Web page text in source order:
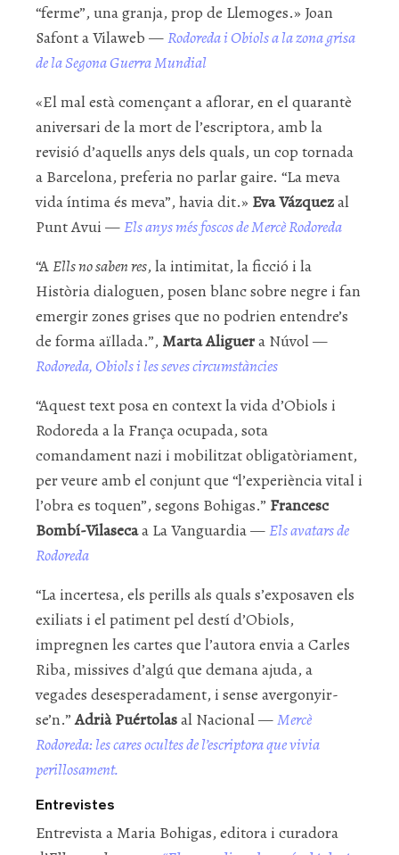
“ferme”, una granja, prop de Llemoges.» Joan
Safont a Vilaweb —Rodoreda i Obiols a la zona grisa
de la Segona Guerra Mundial
«El mal està començant a aflorar, en el quarantè
aniversari de la mort de l’escriptora, amb la
revisió d’aquells anys dels quals, un cop tornada
a Barcelona, preferia no parlar gaire. “La meva
vida íntima és meva”, havia dit.» Eva Vázquezal
Punt Avui —Els anys més foscos de Mercè Rodoreda
“AElls no saben res, la intimitat, la ficció i la
Història dialoguen, posen blanc sobre negre i fan
emergir zones grises que no podrien entendre’s
de forma aïllada.”, Marta Aliguera Núvol —
Rodoreda, Obiols i les seves circumstàncies
“Aquest text posa en context la vida d’Obiols i
Rodoreda a la França ocupada, sota
comandament nazi i mobilitzat obligatòriament,
per veure amb el conjunt que “l’experiència vital i
l’obra es toquen”, segons Bohigas.” Francesc
Bombí-Vilasecaa La Vanguardia —Els avatars de
Rodoreda
“La incertesa, els perills als quals s’exposaven els
exiliats i el patiment pel destí d’Obiols,
impregnen les cartes que l’autora envia a Carles
Riba, missives d’algú que demana ajuda, a
vegades desesperadament, i sense avergonyir-
se’n.”Adrià Puértolasal Nacional —Mercè
Rodoreda: les cares ocultes de l’escriptora que vivia
perillosament.
Entrevistes
Entrevista a Maria Bohigas, editora i curadora